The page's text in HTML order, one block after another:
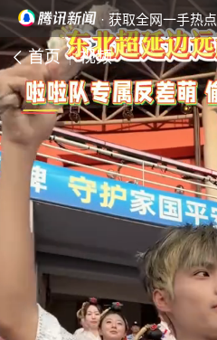
· 获取全网一手热点
首页 视频